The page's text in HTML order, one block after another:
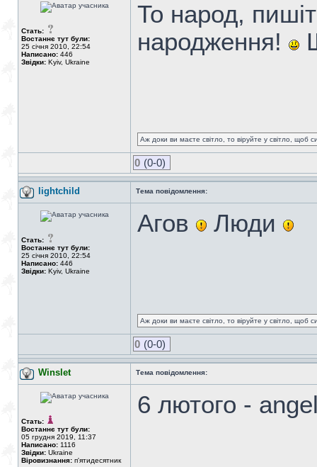
Стать:
Востаннє тут були:
25 січня 2010, 22:54
Написано: 446
Звідки: Kyiv, Ukraine
То народ,
народження!
Аж доки ви маєте світло, то віруйте у світло, щоб
0 (0-0)
lightchild Тема повідомлення:
Стать:
Востаннє тут були:
25 січня 2010, 22:54
Написано: 446
Звідки: Kyiv, Ukraine
Агов Люди
Аж доки ви маєте світло, то віруйте у світло, щоб
0 (0-0)
Winslet Тема повідомлення:
Стать:
Востаннє тут були:
05 грудня 2019, 11:37
Написано: 1116
Звідки: Ukraine
Віровизнання: п'ятидесятник
6 лютого -